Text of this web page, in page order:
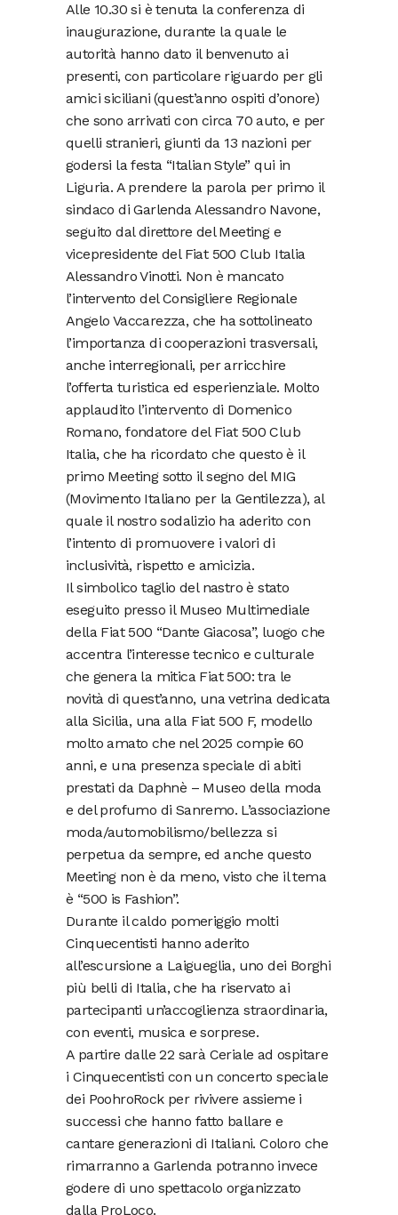
Alle 10.30 si è tenuta la conferenza di
inaugurazione, durante la quale le
autorità hanno dato il benvenuto ai
presenti, con particolare riguardo per gli
amici siciliani (quest’anno ospiti d’onore)
che sono arrivati con circa 70 auto, e per
quelli stranieri, giunti da 13 nazioni per
godersi la festa “Italian Style” qui in
Liguria. A prendere la parola per primo il
sindaco di Garlenda Alessandro Navone,
seguito dal direttore del Meeting e
vicepresidente del Fiat 500 Club Italia
Alessandro Vinotti. Non è mancato
l’intervento del Consigliere Regionale
Angelo Vaccarezza, che ha sottolineato
l’importanza di cooperazioni trasversali,
anche interregionali, per arricchire
l’offerta turistica ed esperienziale. Molto
applaudito l’intervento di Domenico
Romano, fondatore del Fiat 500 Club
Italia, che ha ricordato che questo è il
primo Meeting sotto il segno del MIG
(Movimento Italiano per la Gentilezza), al
quale il nostro sodalizio ha aderito con
l’intento di promuovere i valori di
inclusività, rispetto e amicizia.
Il simbolico taglio del nastro è stato
eseguito presso il Museo Multimediale
della Fiat 500 “Dante Giacosa”, luogo che
accentra l’interesse tecnico e culturale
che genera la mitica Fiat 500: tra le
novità di quest’anno, una vetrina dedicata
alla Sicilia, una alla Fiat 500 F, modello
molto amato che nel 2025 compie 60
anni, e una presenza speciale di abiti
prestati da Daphnè – Museo della moda
e del profumo di Sanremo. L’associazione
moda/automobilismo/bellezza si
perpetua da sempre, ed anche questo
Meeting non è da meno, visto che il tema
è “500 is Fashion”.
Durante il caldo pomeriggio molti
Cinquecentisti hanno aderito
all’escursione a Laigueglia, uno dei Borghi
più belli di Italia, che ha riservato ai
partecipanti un’accoglienza straordinaria,
con eventi, musica e sorprese.
A partire dalle 22 sarà Ceriale ad ospitare
i Cinquecentisti con un concerto speciale
dei PoohroRock per rivivere assieme i
successi che hanno fatto ballare e
cantare generazioni di Italiani. Coloro che
rimarranno a Garlenda potranno invece
godere di uno spettacolo organizzato
dalla ProLoco.